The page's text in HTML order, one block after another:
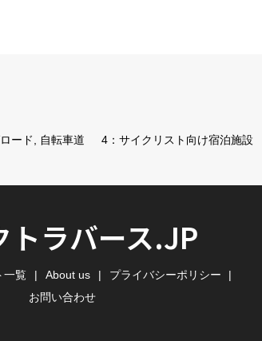
ード, 自転車道 4：サイクリスト向け宿泊施設
トラバース.JP
一覧 About us
プライバシーポリシー
お問い合わせ